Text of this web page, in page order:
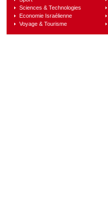
Sciences & Technologies
Economie Israélienne
Voyage & Tourisme